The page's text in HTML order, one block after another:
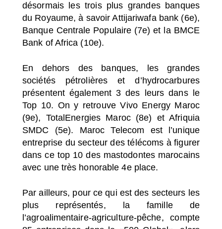
désormais les trois plus grandes banques
du Royaume, à savoir Attijariwafa bank (6e),
Banque Centrale Populaire (7e) et la BMCE
Bank of Africa (10e).
En dehors des banques, les grandes
sociétés pétrolières et d’hydrocarbures
présentent également 3 des leurs dans le
Top 10. On y retrouve Vivo Energy Maroc
(9e), TotalEnergies Maroc (8e) et Afriquia
SMDC (5e). Maroc Telecom est l’unique
entreprise du secteur des télécoms à figurer
dans ce top 10 des mastodontes marocains
avec une très honorable 4e place.
Par ailleurs, pour ce qui est des secteurs les
plus représentés, la famille de
l’agroalimentaire-agriculture-pêche, compte